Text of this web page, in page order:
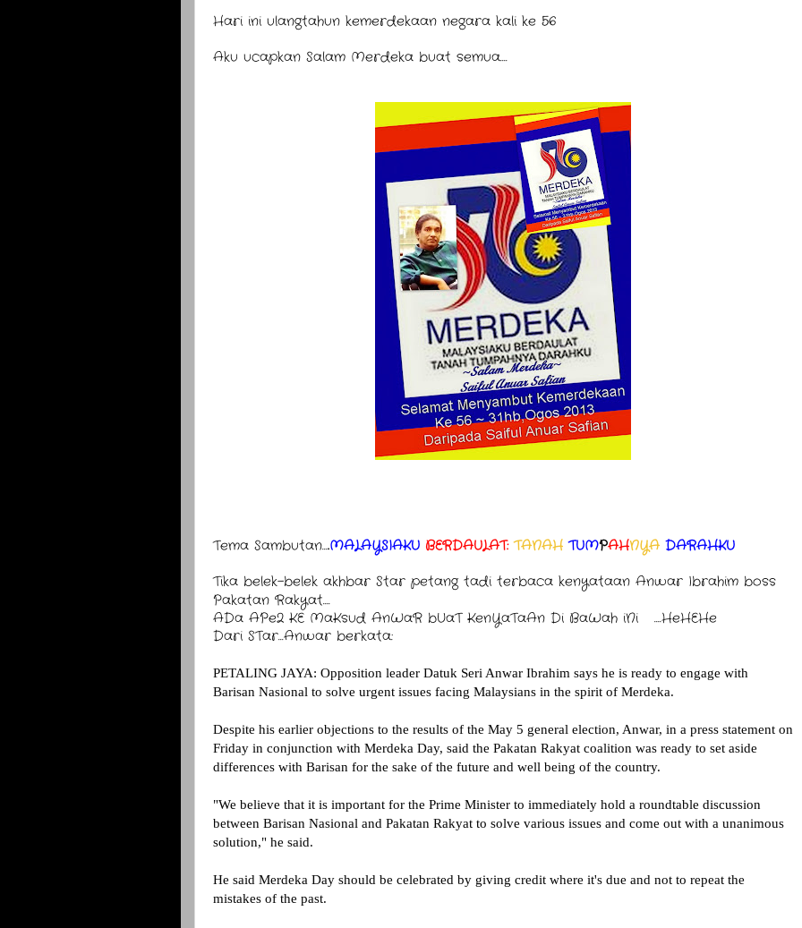
Hari ini ulangtahun kemerdekaan negara kali ke 56
Aku ucapkan Salam Merdeka buat semua....
Tema Sambutan....MALAYSIAKU BERDAULAT:TANAHTUMPAHNYA DARAHKU
Tika belek-belek akhbar Star petang tadi terbaca kenyataan Anwar Ibrahim boss
Pakatan Rakyat....
ADa APe2 KE MaKsud AnWaR bUaT KenYaTaAn Di BaWah iNi ....HeHEHe
Dari STar...Anwar berkata:
PETALING JAYA: Opposition leader Datuk Seri Anwar Ibrahim says he is ready to engage with
Barisan Nasional to solve urgent issues facing Malaysians in the spirit of Merdeka.
Despite his earlier objections to the results of the May 5 general election, Anwar, in a press statement on
Friday in conjunction with Merdeka Day, said the Pakatan Rakyat coalition was ready to set aside
differences with Barisan for the sake of the future and well being of the country.
"We believe that it is important for the Prime Minister to immediately hold a roundtable discussion
between Barisan Nasional and Pakatan Rakyat to solve various issues and come out with a unanimous
solution," he said.
He said Merdeka Day should be celebrated by giving credit where it's due and not to repeat the
mistakes of the past.